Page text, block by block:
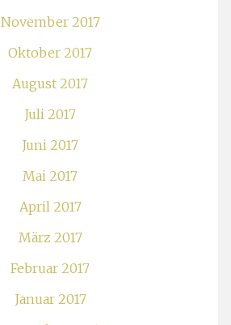
November 2017
Oktober 2017
August 2017
Juli 2017
Juni 2017
Mai 2017
April 2017
März 2017
Februar 2017
Januar 2017